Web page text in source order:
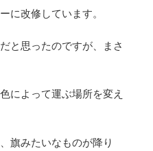
に改修しています。
と思ったのですが、まさ
によって運ぶ場所を変え
旗みたいなものが降り